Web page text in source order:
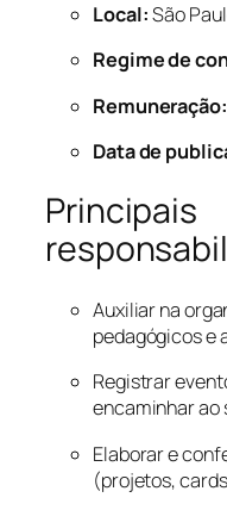
Local:São
Regime de
Remuneração:
Data de
Principais
Auxiliar na
pedagógicos e
Registrar
encaminhar ao
Elaborar e
(projetos,